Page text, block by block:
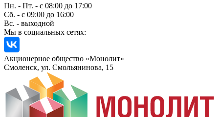
Пн. - Пт. - с 08:00 до 17:00
Сб. - с 09:00 до 16:00
Вс. - выходной
Мы в социальных сетях:
Акционерное общество «Монолит»
Смоленск, ул. Смольянинова, 15